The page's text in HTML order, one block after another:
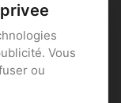
Vous
ou